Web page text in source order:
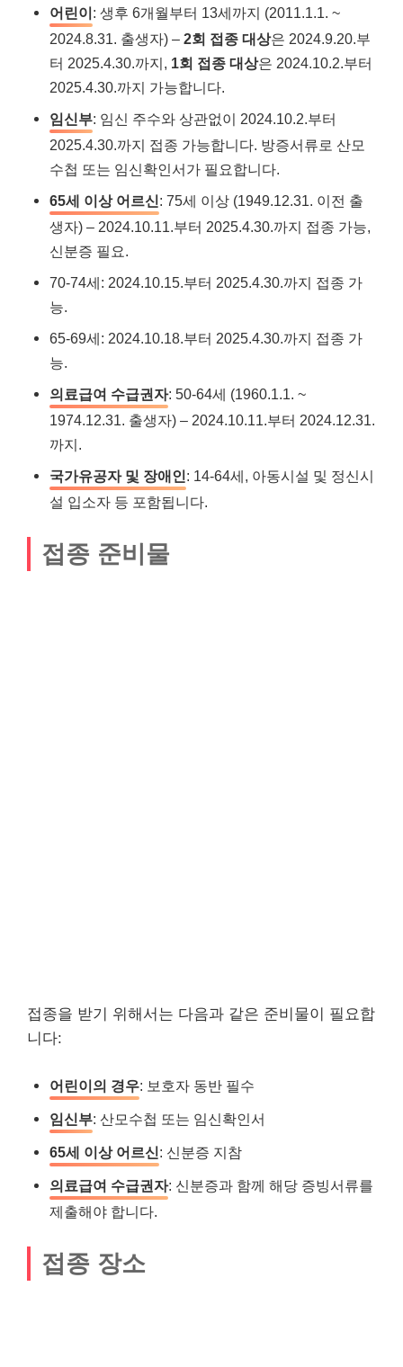
어린이: 생후 6개월부터 13세까지 (2011.1.1. ~
2024.8.31. 출생자) – 2회 접종 대상은 2024.9.20.부
터 2025.4.30.까지, 1회 접종 대상은 2024.10.2.부터
2025.4.30.까지 가능합니다.
임신부: 임신 주수와 상관없이 2024.10.2.부터
2025.4.30.까지 접종 가능합니다. 방증서류로 산모
수첩 또는 임신확인서가 필요합니다.
65세 이상 어르신: 75세 이상 (1949.12.31. 이전 출
생자) – 2024.10.11.부터 2025.4.30.까지 접종 가능,
신분증 필요.
70-74세: 2024.10.15.부터 2025.4.30.까지 접종 가
능.
65-69세: 2024.10.18.부터 2025.4.30.까지 접종 가
능.
의료급여 수급권자: 50-64세 (1960.1.1. ~
1974.12.31. 출생자) – 2024.10.11.부터 2024.12.31.
까지.
국가유공자 및 장애인: 14-64세, 아동시설 및 정신시
설 입소자 등 포함됩니다.
접종 준비물
접종을 받기 위해서는 다음과 같은 준비물이 필요합
니다:
어린이의 경우: 보호자 동반 필수
임신부: 산모수첩 또는 임신확인서
65세 이상 어르신: 신분증 지참
의료급여 수급권자: 신분증과 함께 해당 증빙서류를
제출해야 합니다.
접종 장소